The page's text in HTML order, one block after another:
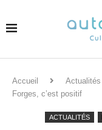
Accueil Actualités
Forges, c’est positif
ACTUALITÉS